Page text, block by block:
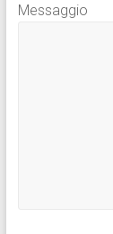
Messaggio